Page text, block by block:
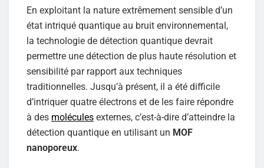
En exploitant la nature extrêmement sensible d’un
état intriqué quantique au bruit environnemental,
la technologie de détection quantique devrait
permettre une détection de plus haute résolution et
sensibilité par rapport aux techniques
traditionnelles. Jusqu’à présent, il a été difficile
d’intriquer quatre électrons et de les faire répondre
à des molécules externes, c’est-à-dire d’atteindre la
détection quantique en utilisant un MOF
nanoporeux.